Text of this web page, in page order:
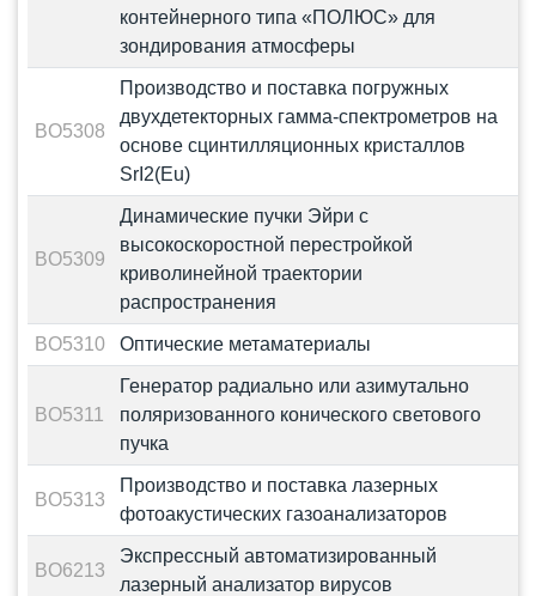
контейнерного типа «ПОЛЮС» для
зондирования атмосферы
BO5308
Производство и поставка погружных
двухдетекторных гамма-спектрометров на
основе сцинтилляционных кристаллов
SrI2(Eu)
BO5309
Динамические пучки Эйри с
высокоскоростной перестройкой
криволинейной траектории
распространения
BO5310 Оптические метаматериалы
BO5311
Генератор радиально или азимутально
поляризованного конического светового
пучка
BO5313
Производство и поставка лазерных
фотоакустических газоанализаторов
BO6213
Экспрессный автоматизированный
лазерный анализатор вирусов